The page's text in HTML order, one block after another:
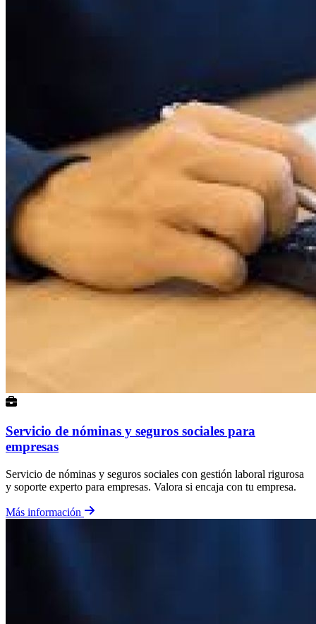
Servicio de nóminas y seguros sociales para
empresas
Servicio de nóminas y seguros sociales con gestión laboral rigurosa
y soporte experto para empresas. Valora si encaja con tu empresa.
Más información